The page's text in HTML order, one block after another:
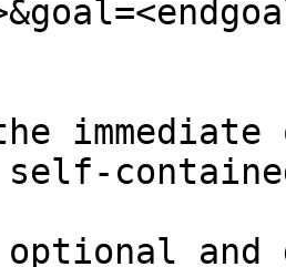
and